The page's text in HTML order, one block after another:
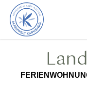
zurück
zur
Startseite